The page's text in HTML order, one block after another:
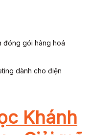
dành cho điện
đóng gói hàng hoá
Khánh